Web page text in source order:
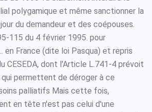
polygamique et même sanctionner la
du demandeur et des coépouses.
115 du 4 février 1995. pour
en France (dite loi Pasqua) et repris
CESEDA, dont l'Article L.741-4 prévoit
permettent de déroger à ce
palliatifs Mais cette fois,
en tête n'est pas celui d'une